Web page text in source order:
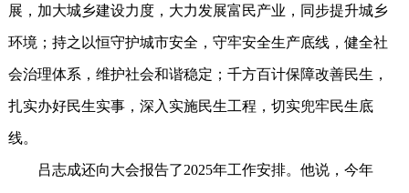
展，加大城乡建设力度，大力发展富民产业，同步提升城乡
环境；持之以恒守护城市安全，守牢安全生产底线，健全社
会治理体系，维护社会和谐稳定；千方百计保障改善民生，
扎实办好民生实事，深入实施民生工程，切实兜牢民生底
线。
吕志成还向大会报告了2025年工作安排。他说，今年